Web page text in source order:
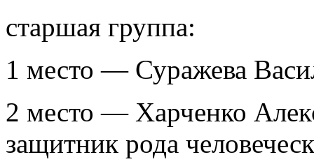
старшая группа:
1 место — Суражева
2 место — Харченко
защитник рода